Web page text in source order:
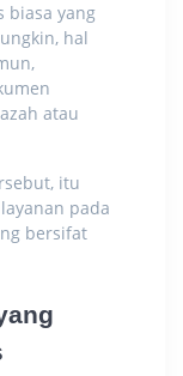
biasa yang
hal
atau
itu
pada
bersifat